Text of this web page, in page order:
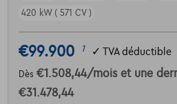
420 kW ( 571 CV )
€99.900 1 ✓ TVA déductible
Dès €1.508,44/mois et une
€31.478,44